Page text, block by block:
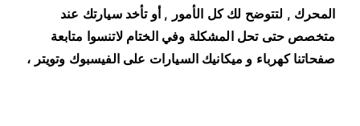
المحرك , لتتوضح لك كل الأمور , أو تأخد سيارتك عند
متخصص حتى تحل المشكلة وفي الختام لاتنسوا متابعة
صفحاتنا كهرباء و ميكانيك السيارات على الفيسبوك وتويتر ،